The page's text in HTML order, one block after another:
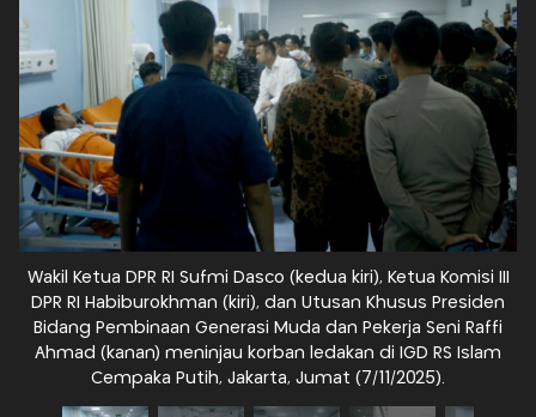
Wakil Ketua DPR RI Sufmi Dasco (kedua kiri), Ketua Komisi III
DPR RI Habiburokhman (kiri), dan Utusan Khusus Presiden
Bidang Pembinaan Generasi Muda dan Pekerja Seni Raffi
Ahmad (kanan) meninjau korban ledakan di IGD RS Islam
Cempaka Putih, Jakarta, Jumat (7/11/2025).